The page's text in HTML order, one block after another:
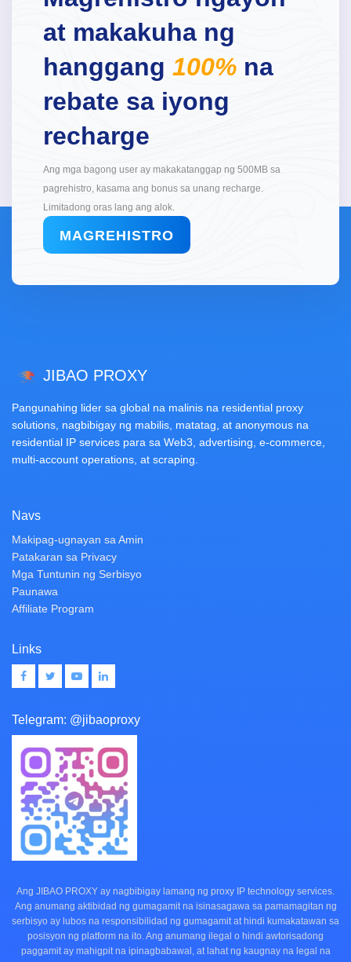
at makakuha ng
hanggang 100% na
rebate sa iyong
recharge
Ang mga bagong user ay makakatanggap ng 500MB sa
pagrehistro, kasama ang bonus sa unang recharge.
Limitadong oras lang ang alok.
MAGREHISTRO
JIBAO PROXY
Pangunahing lider sa global na malinis na residential proxy
solutions, nagbibigay ng mabilis, matatag, at anonymous na
residential IP services para sa Web3, advertising, e-commerce,
multi-account operations, at scraping.
Navs
Makipag-ugnayan sa Amin
Patakaran sa Privacy
Mga Tuntunin ng Serbisyo
Paunawa
Affiliate Program
Links
Telegram: @jibaoproxy
Ang JIBAO PROXY ay nagbibigay lamang ng proxy IP technology services.
Ang anumang aktibidad ng gumagamit na isinasagawa sa pamamagitan ng
serbisyo ay lubos na responsibilidad ng gumagamit at hindi kumakatawan sa
posisyon ng platform na ito. Ang anumang ilegal o hindi awtorisadong
paggamit ay mahigpit na ipinagbabawal, at lahat ng kaugnay na legal na